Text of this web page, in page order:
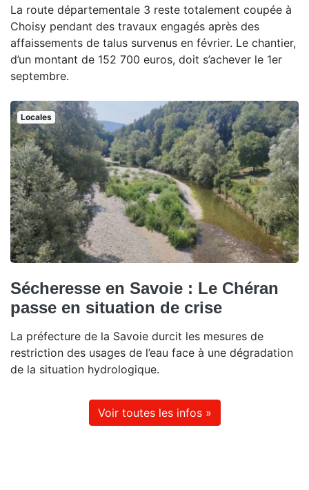
La route départementale 3 reste totalement coupée à
Choisy pendant des travaux engagés après des
affaissements de talus survenus en février. Le chantier,
d’un montant de 152 700 euros, doit s’achever le 1er
septembre.
Locales
Sécheresse en Savoie : Le Chéran
passe en situation de crise
La préfecture de la Savoie durcit les mesures de
restriction des usages de l’eau face à une dégradation
de la situation hydrologique.
Voir toutes les infos »